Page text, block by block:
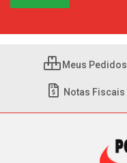
Meus Pedidos
Notas Fiscais